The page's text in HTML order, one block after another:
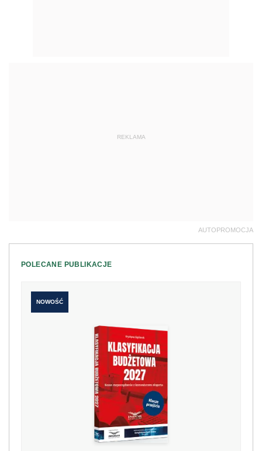
REKLAMA
AUTOPROMOCJA
POLECANE PUBLIKACJE
NOWOŚĆ